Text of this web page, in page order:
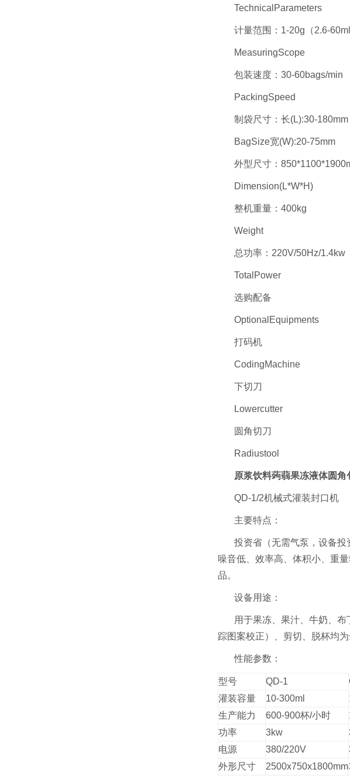
TechnicalParameters
计量范围：1-20g（2.6-60ml
MeasuringScope
包装速度：30-60bags/min
PackingSpeed
制袋尺寸：长(L):30-180mm
BagSize宽(W):20-75mm
外型尺寸：
Dimension(L*W*H)
整机重量：400kg
Weight
总功率：220V/50Hz/1.4kw
TotalPower
选购配备
OptionalEquipments
打码机
CodingMachine
下切刀
Lowercutter
圆角切刀
Radiustool
原浆饮料蒟蒻果冻液体圆角
QD-1/2机械式灌装封口机
主要特点：
投资省（无需气泵，设备投
噪音低、效率高、体积小、重
品。
设备用途：
用于果冻、果汁、牛奶、
踪图案校正）、剪切、脱杯均为
性能参数：
型号 QD-1
灌装容量
10-300ml
生产能力
600-900杯/小时
功率
3kw
电源
380/220V
外形尺寸
2500x750x1800mm